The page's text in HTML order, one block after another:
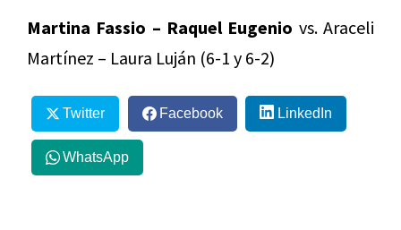
Martina Fassio – Raquel Eugenio vs. Araceli
Martínez – Laura Luján (6-1 y 6-2)
Twitter Facebook LinkedIn
WhatsApp